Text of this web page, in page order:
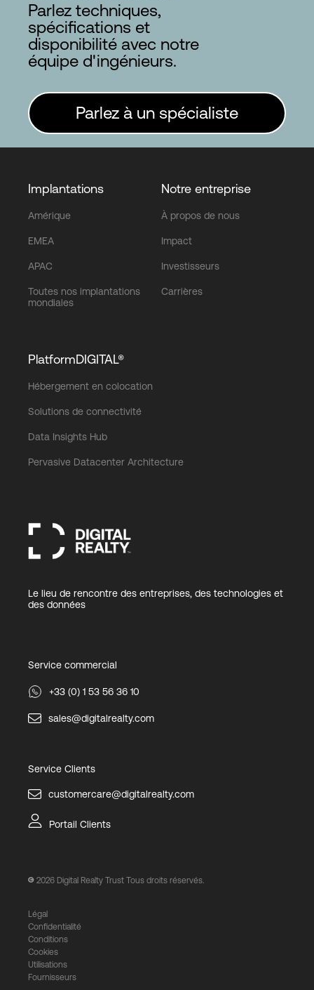
Parlez techniques,
spécifications et
disponibilité avec notre
équipe d'ingénieurs.
Parlez à un spécialiste
Implantations
Amérique
EMEA
APAC
Toutes nos implantations
mondiales
Notre entreprise
À propos de nous
Impact
Investisseurs
Carrières
PlatformDIGITAL®
Hébergement en colocation
Solutions de connectivité
Data Insights Hub
Pervasive Datacenter Architecture
Le lieu de rencontre des entreprises, des technologies et
des données
Service commercial
+33 (0) 1 53 56 36 10
sales@digitalrealty.com
Service Clients
customercare@digitalrealty.com
Portail Clients
2026 Digital Realty Trust Tous droits réservés.
Légal
Confidentialité
Conditions
Cookies
Utilisations
Fournisseurs